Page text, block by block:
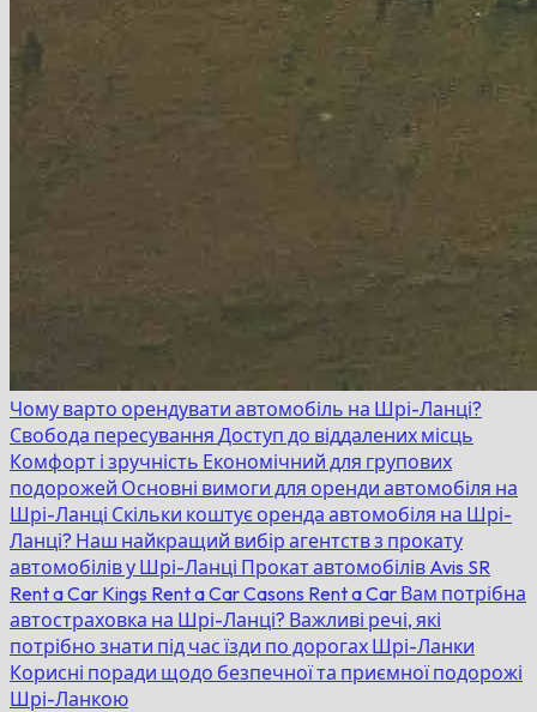
Чому варто орендувати автомобіль на Шрі-Ланці?
Свобода пересування Доступ до віддалених місць
Комфорт і зручність Економічний для групових
подорожей Основні вимоги для оренди автомобіля на
Шрі-Ланці Скільки коштує оренда автомобіля на Шрі-
Ланці? Наш найкращий вибір агентств з прокату
автомобілів у Шрі-Ланці Прокат автомобілів Avis SR
Rent a Car Kings Rent a CarCasons Rent a Car Вам потрібна
автостраховка на Шрі-Ланці? Важливі речі, які
потрібно знати під час їзди по дорогах Шрі-Ланки
Корисні поради щодо безпечної та приємної подорожі
Шрі-Ланкою